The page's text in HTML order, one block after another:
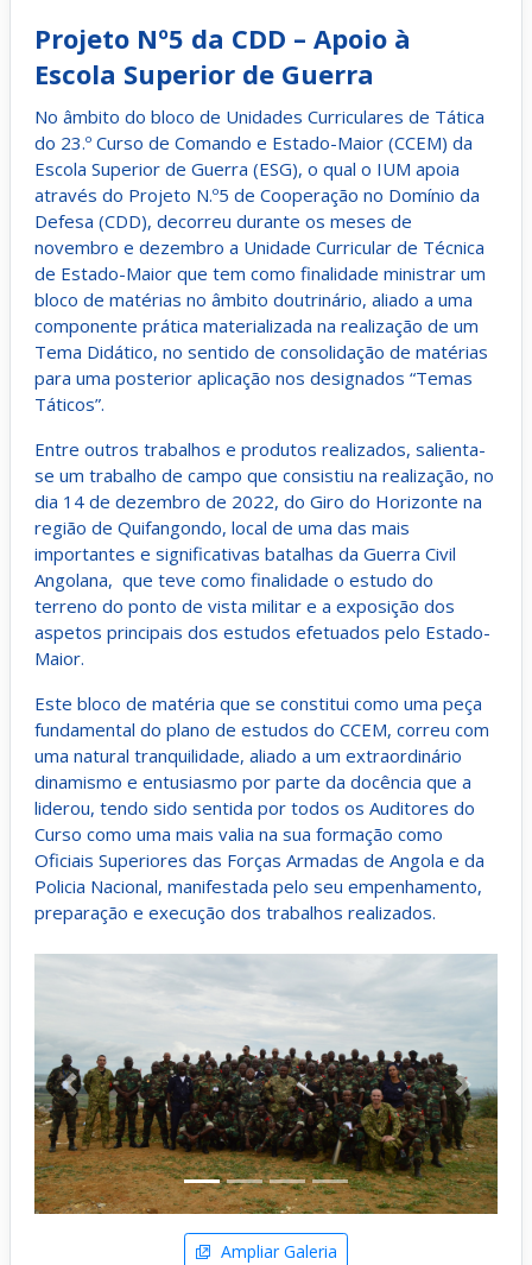
Projeto Nº5 da CDD – Apoio à
Escola Superior de Guerra
No âmbito do bloco de Unidades Curriculares de Tática
do 23.º Curso de Comando e Estado-Maior (CCEM) da
Escola Superior de Guerra (ESG), o qual o IUM apoia
através do Projeto N.º5 de Cooperação no Domínio da
Defesa (CDD), decorreu durante os meses de
novembro e dezembro a Unidade Curricular de Técnica
de Estado-Maior que tem como finalidade ministrar um
bloco de matérias no âmbito doutrinário, aliado a uma
componente prática materializada na realização de um
Tema Didático, no sentido de consolidação de matérias
para uma posterior aplicação nos designados “Temas
Táticos”.
Entre outros trabalhos e produtos realizados, salienta-
se um trabalho de campo que consistiu na realização, no
dia 14 de dezembro de 2022, do Giro do Horizonte na
região de Quifangondo, local de uma das mais
importantes e significativas batalhas da Guerra Civil
Angolana, que teve como finalidade o estudo do
terreno do ponto de vista militar e a exposição dos
aspetos principais dos estudos efetuados pelo Estado-
Maior.
Este bloco de matéria que se constitui como uma peça
fundamental do plano de estudos do CCEM, correu com
uma natural tranquilidade, aliado a um extraordinário
dinamismo e entusiasmo por parte da docência que a
liderou, tendo sido sentida por todos os Auditores do
Curso como uma mais valia na sua formação como
Oficiais Superiores das Forças Armadas de Angola e da
Policia Nacional, manifestada pelo seu empenhamento,
preparação e execução dos trabalhos realizados.
Anterior Próximo
Ampliar Galeria